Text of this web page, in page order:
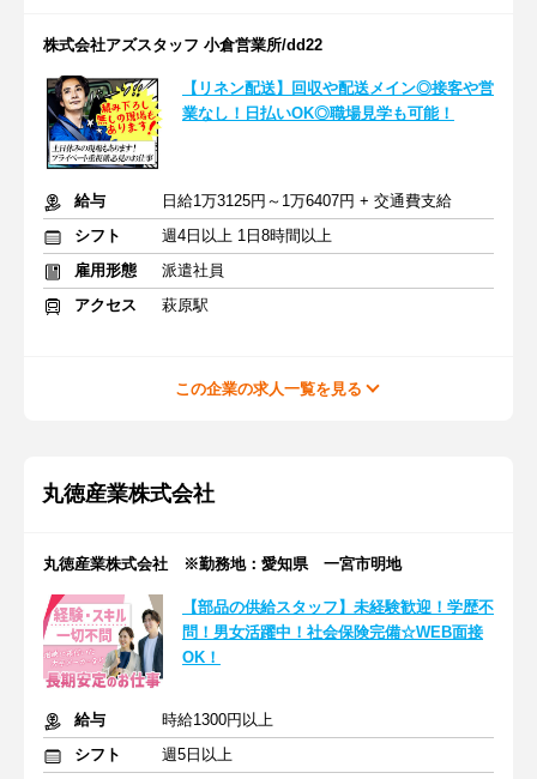
株式会社アズスタッフ 小倉営業所/dd22
【リネン配送】回収や配送メイン◎接客や営
業なし！日払いOK◎職場見学も可能！
給与
日給1万3125円～1万6407円 + 交通費支給
シフト
週4日以上 1日8時間以上
雇用形態
派遣社員
アクセス
萩原駅
この企業の求人一覧を見る
丸徳産業株式会社
丸徳産業株式会社 ※勤務地：愛知県 一宮市明地
【部品の供給スタッフ】未経験歓迎！学歴不
問！男女活躍中！社会保険完備☆WEB面接
OK！
給与
時給1300円以上
シフト
週5日以上